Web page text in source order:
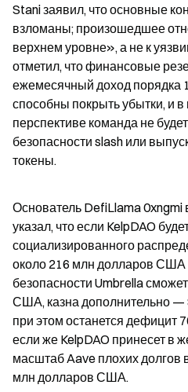
Stani заявил, что основные
взломаны; произошедшее
верхнем уровне», а не к
отметил, что финансовые
ежемесячный доход
способны покрыть убытки, и в
перспективе команда не
безопасности slash или
токены.
Основатель DefiLlama
указал, что если KelpDAO
социализированного
около 216 млн долларов США
безопасности Umbrella
США, казна дополнительно
при этом останется
если же KelpDAO принесет в
масштаб Aave плохих долгов
млн долларов США.